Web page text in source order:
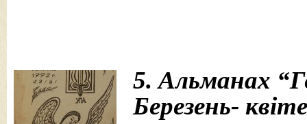
5. Альманах
Березень-